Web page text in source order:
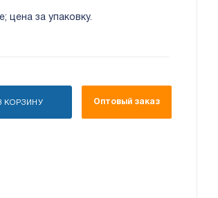
цена за упаковку.
КОРЗИНУ Оптовый заказ